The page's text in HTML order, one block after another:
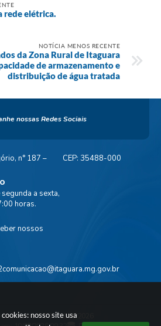
nosso site usa
rede elétrica.
NOTÍCIA MENOS RECENTE
da Zona Rural de Itaguara
de armazenamento e
distribuição de água tratada
nossas Redes Sociais
n° 187 –
CEP: 35488-000
comunicacao@itaguara.mg.gov.br
a sexta,
horas.
nossos
do Sistema:3.5.3 - 19/06/2026